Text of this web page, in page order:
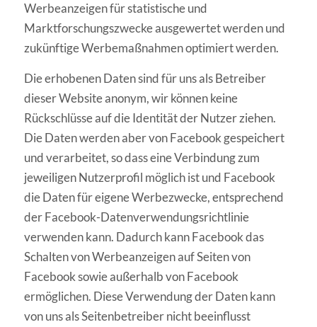
Werbeanzeigen für statistische und
Marktforschungszwecke ausgewertet werden und
zukünftige Werbemaßnahmenoptimiert werden.
Die erhobenen Daten sind für uns als Betreiber
dieser Website anonym, wir können keine
Rückschlüsse auf die Identität der Nutzer ziehen.
Die Daten werden aber von Facebook gespeichert
und verarbeitet, so dass eine Verbindung zum
jeweiligen Nutzerprofil möglich ist und Facebook
die Daten für eigene Werbezwecke, entsprechend
der Facebook-Datenverwendungsrichtlinie
verwenden kann. Dadurch kann Facebook das
Schalten vonWerbeanzeigen auf Seiten von
Facebook sowie außerhalb von Facebook
ermöglichen. Diese Verwendung der Daten kann
von uns als Seitenbetreiber nicht beeinflusst